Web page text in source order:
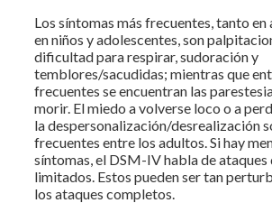
Los síntomas más frecuentes, tanto
en niños y adolescentes, son
dificultad para respirar, sudoración y
temblores/sacudidas; mientras que
frecuentes se encuentran las
morir. El miedo a volverse loco o a
la despersonalización/desrealización
frecuentes entre los adultos. Si hay
síntomas, el DSM-IV habla de ataques
limitados. Estos pueden ser tan
los ataques completos.